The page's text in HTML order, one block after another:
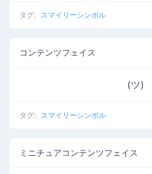
タグ: スマイリーシンボル
コンテンツフェイス
(ツ)
タグ: スマイリーシンボル
ミニチュアコンテンツフェイス